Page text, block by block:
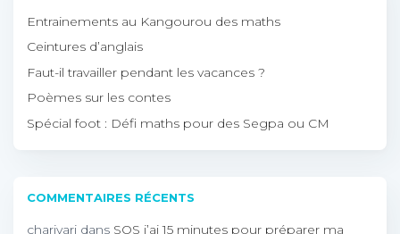
Entrainements au Kangourou des maths
Ceintures d’anglais
Faut-il travailler pendant les vacances ?
Poèmes sur les contes
Spécial foot : Défi maths pour des Segpa ou CM
COMMENTAIRES RÉCENTS
charivari dans SOS j’ai 15 minutes pour préparer ma